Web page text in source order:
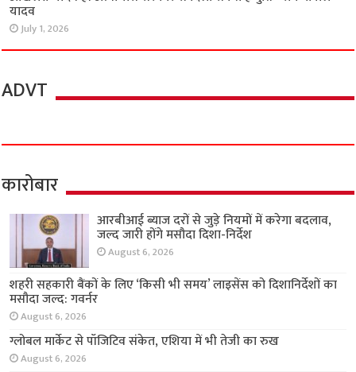
यादव
July 1, 2026
ADVT
कारोबार
आरबीआई ब्याज दरों से जुड़े नियमों में करेगा बदलाव,
जल्द जारी होंगे मसौदा दिशा-निर्देश
August 6, 2026
शहरी सहकारी बैंकों के लिए ‘किसी भी समय’ लाइसेंस को दिशानिर्देशों का
मसौदा जल्द: गवर्नर
August 6, 2026
ग्लोबल मार्केट से पॉजिटिव संकेत, एशिया में भी तेजी का रुख
August 6, 2026